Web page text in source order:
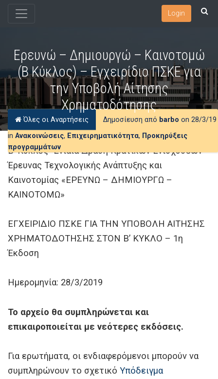
Login
Ερευνώ – Δημιουργώ – Καινοτομώ
(Β Κύκλος) – Εγχειρίδιο ΠΣΚΕ για
την Υποβολή Αίτησης
Χρηματοδότησης
Όλες οι Αναρτήσεις Δημοσίευση από barbo on 28/3/19
in Ανακοινώσεις, Επιχειρηματικότητα, Προκηρύξεις
προγραμμάτων
B’ Κύκλος -Ενιαία Δράση Κρατικών Ενισχύσεων
Έρευνας Τεχνολογικής Ανάπτυξης και
Καινοτομίας «ΕΡΕΥΝΩ – ΔΗΜΙΟΥΡΓΩ –
ΚΑΙΝΟΤΟΜΩ»
ΕΓΧΕΙΡΙΔΙΟ ΠΣΚΕ ΓΙΑ ΤΗΝ ΥΠΟΒΟΛΗ ΑΙΤΗΣΗΣ
ΧΡΗΜΑΤΟΔΟΤΗΣΗΣ ΣΤΟΝ B’ ΚΥΚΛΟ – 1η
Έκδοση
Ημερομηνία: 28/3/2019
Το αρχείο θα συμπληρώνεται και
επικαιροποιείται με νεότερες εκδόσεις.
Για ερωτήματα, οι ενδιαφερόμενοι μπορούν να
συμπληρώνουν το σχετικό Υπόδειγμα